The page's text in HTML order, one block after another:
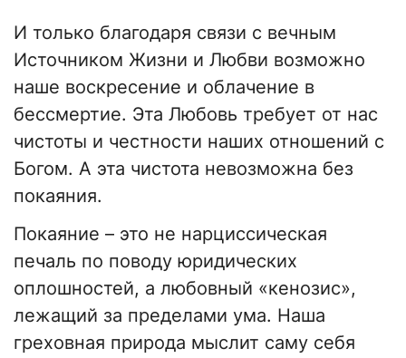
И только благодаря связи с вечным
Источником Жизни и Любви возможно
наше воскресение и облачение в
бессмертие. Эта Любовь требует от нас
чистоты и честности наших отношений с
Богом. А эта чистота невозможна без
покаяния.
Покаяние – это не нарциссическая
печаль по поводу юридических
оплошностей, а любовный «кенозис»,
лежащий за пределами ума. Наша
греховная природа мыслит саму себя